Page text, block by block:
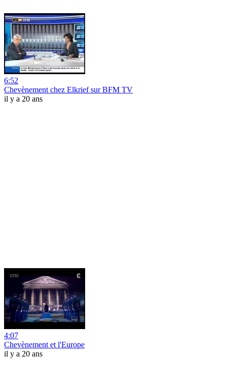
6:52
Chevènement chez Elkrief sur BFM TV
il y a 20 ans
4:07
Chevènement et l'Europe
il y a 20 ans